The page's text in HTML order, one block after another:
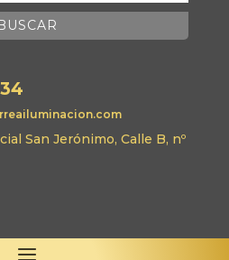
San Jerónimo, Calle B, nº